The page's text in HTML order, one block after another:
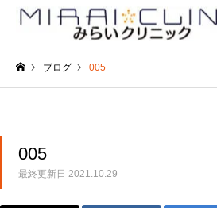
ブログ 005
005
最終更新日 2021.10.29